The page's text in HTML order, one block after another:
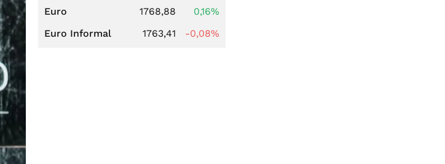
Euro
1768,88
0,16%
Euro Informal
1763,41 -0,08%